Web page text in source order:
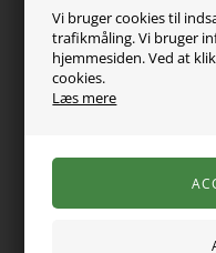
Vi bruger cookies til
trafikmåling. Vi bruger
hjemmesiden. Ved at
cookies.
Læs mere